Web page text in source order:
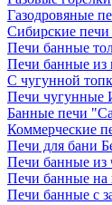
Газодровяные
Сибирские
Печи банные
Печи банные из
С чугунной
Печи чугунные
Банные печи
Коммерческие
Печи для бани
Печи банные из
Печи банные на
Печи банные с